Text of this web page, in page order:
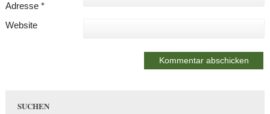
Adresse *
Website
SUCHEN